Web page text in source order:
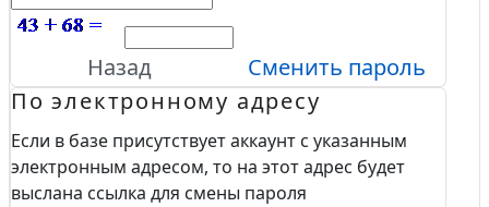
Назад
Сменить пароль
По электронному адресу
Если в базе присутствует аккаунт с указанным
электронным адресом, то на этот адрес будет
выслана ссылка для смены пароля